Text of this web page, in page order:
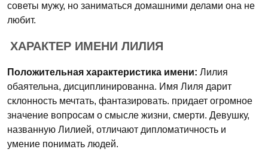
советы мужу, но заниматься домашними делами она не
любит.
ХАРАКТЕР ИМЕНИ ЛИЛИЯ
Положительная характеристика имени: Лилия
обаятельна, дисциплинированна. Имя Лиля дарит
склонность мечтать, фантазировать. придает огромное
значение вопросам о смысле жизни, смерти. Девушку,
названную Лилией, отличают дипломатичность и
умение понимать людей.